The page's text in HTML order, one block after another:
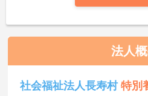
法人
社会福祉法人長寿村特別